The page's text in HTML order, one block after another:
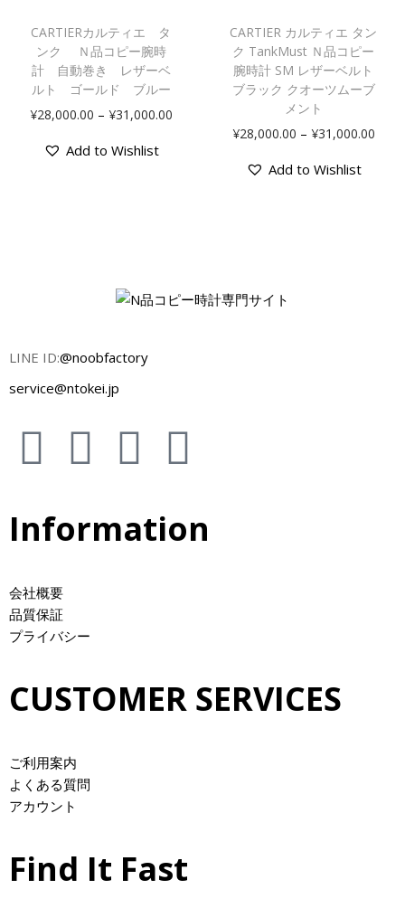
CARTIERカルティエ タ
ンク Ｎ品コピー腕時
計 自動巻き レザーベ
ルト ゴールド ブルー
¥28,000.00 – ¥31,000.00
Add to Wishlist
CARTIER カルティエ タン
ク TankMust Ｎ品コピー
腕時計 SM レザーベルト
ブラック クオーツムーブ
メント
¥28,000.00 – ¥31,000.00
Add to Wishlist
LINE ID:@noobfactory
service@ntokei.jp
Information
会社概要
品質保証
プライバシー
CUSTOMER SERVICES
ご利用案内
よくある質問
アカウント
Find It Fast